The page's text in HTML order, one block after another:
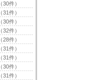
（30件）
（31件）
（30件）
（32件）
（28件）
（31件）
（31件）
（30件）
（31件）